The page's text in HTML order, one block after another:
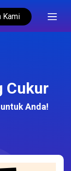
Kami
Cukur
Anda!